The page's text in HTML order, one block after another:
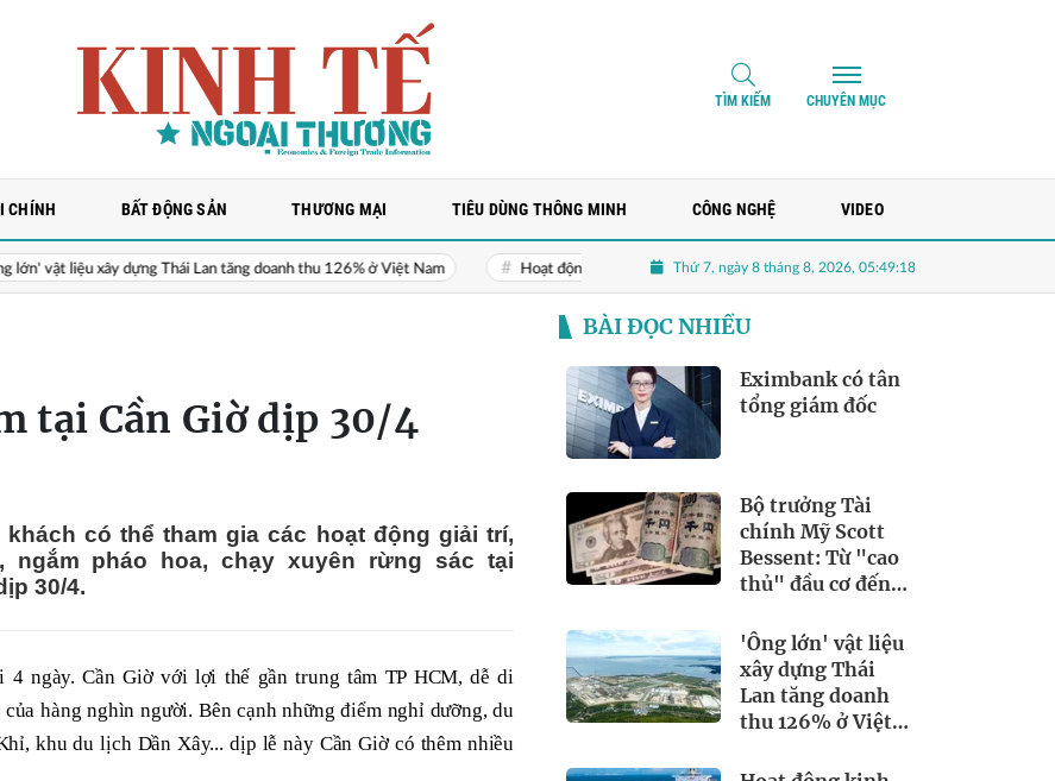
TÌM KIẾM CHUYÊN MỤC
CHÍNH BẤT ĐỘNG SẢN THƯƠNG MẠI TIÊU DÙNG THÔNG MINH CÔNG NGHỆ VIDEO
xây dựng Thái Lan tăng doanh thu 126% ở Việt Nam Hoạt động kinh doanh chính mang về chưa tới trăm triệu, MHC rót hơn 200 tỷ vào loạt cổ
Thứ 7, ngày 8 tháng 8, 2026, 05:49:20
tại Cần Giờ dịp 30/4
có thể tham gia các hoạt động giải trí,
ngắm pháo hoa, chạy xuyên rừng sác tại
30/4.
4 ngày. Cần Giờ với lợi thế gần trung tâm TP HCM, dễ di
hàng nghìn người. Bên cạnh những điểm nghỉ dưỡng, du
khu du lịch Dần Xây... dịp lễ này Cần Giờ có thêm nhiều
BÀI ĐỌC NHIỀU
Eximbank có tân
tổng giám đốc
Bộ trưởng Tài
chính Mỹ Scott
Bessent: Từ "cao
thủ" đầu cơ đến
đồng yen
'Ông lớn' vật liệu
xây dựng Thái
Lan tăng doanh
thu 126% ở Việt